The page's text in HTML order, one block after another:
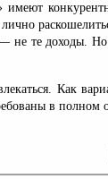
— не те доходы.
Как
в полном